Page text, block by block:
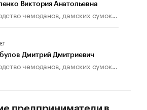
стареет иначе». Как живет глава
Виктория Анатольевна
чемоданов, дамских сумок...
Дмитрий Дмитриевич
чемоданов, дамских сумок...